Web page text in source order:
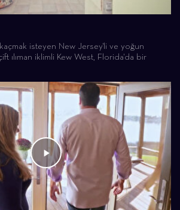
isteyen New Jersey'li ve yoğun
ılıman iklimli Kew West, Florida'da bir